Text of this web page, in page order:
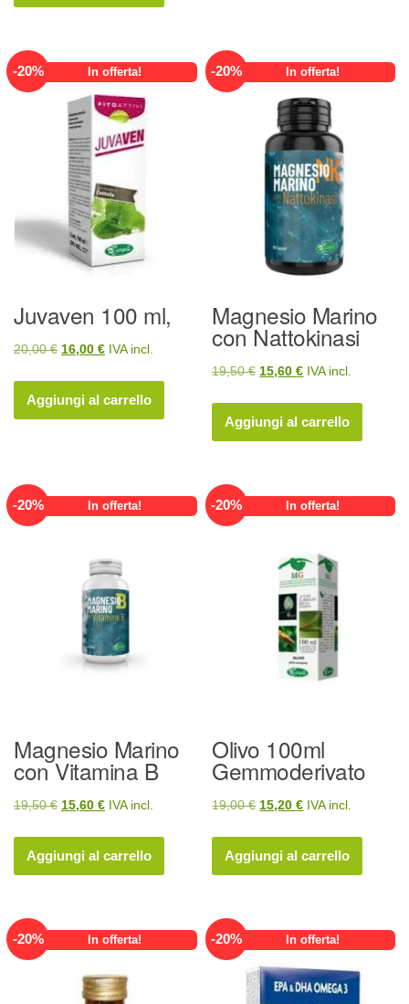
era:
è:
-20% In offerta!
Juvaven 100 ml,
20,00€ Il
originale
era:
16,00 €Il
attuale
è:
IVA incl.
Aggiungi al carrello
-20% In offerta!
Magnesio Marino
con Nattokinasi
19,50€ Il
originale
era:
15,60€Il
attuale
è:
IVA incl.
Aggiungi al carrello
-20% In offerta!
Magnesio Marino
con Vitamina B
19,50€ Il
originale
era:
15,60 €Il
attuale
è:
IVA incl.
Aggiungi al carrello
-20% In offerta!
Olivo 100ml
Gemmoderivato
19,00€ Il
originale
era:
15,20€Il
attuale
è:
IVA incl.
Aggiungi al carrello
-20% In offerta! -20% In offerta!